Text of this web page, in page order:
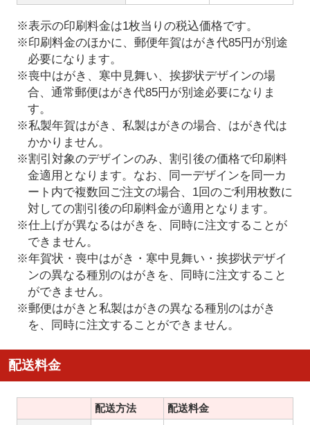
※表示の印刷料金は1枚当りの税込価格です。
※印刷料金のほかに、郵便年賀はがき代85円が別途
必要になります。
※喪中はがき、寒中見舞い、挨拶状デザインの場
合、通常郵便はがき代85円が別途必要になりま
す。
※私製年賀はがき、私製はがきの場合、はがき代は
かかりません。
※割引対象のデザインのみ、割引後の価格で印刷料
金適用となります。なお、同一デザインを同一カ
ート内で複数回ご注文の場合、1回のご利用枚数に
対しての割引後の印刷料金が適用となります。
※仕上げが異なるはがきを、同時に注文することが
できません。
※年賀状・喪中はがき・寒中見舞い・挨拶状デザイ
ンの異なる種別のはがきを、同時に注文すること
ができません。
※郵便はがきと私製はがきの異なる種別のはがき
を、同時に注文することができません。
配送料金
配送方法 配送料金